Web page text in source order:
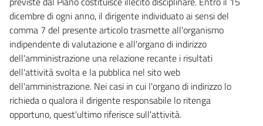
dicembre di ogni anno, il dirigente individuato ai sensi del
comma 7 del presente articolo trasmette all'organismo
indipendente di valutazione e all'organo di indirizzo
dell'amministrazione una relazione recante i risultati
dell'attività svolta e la pubblica nel sito web
dell'amministrazione. Nei casi in cui l'organo di indirizzo lo
richieda o qualora il dirigente responsabile lo ritenga
opportuno, quest'ultimo riferisce sull'attività.